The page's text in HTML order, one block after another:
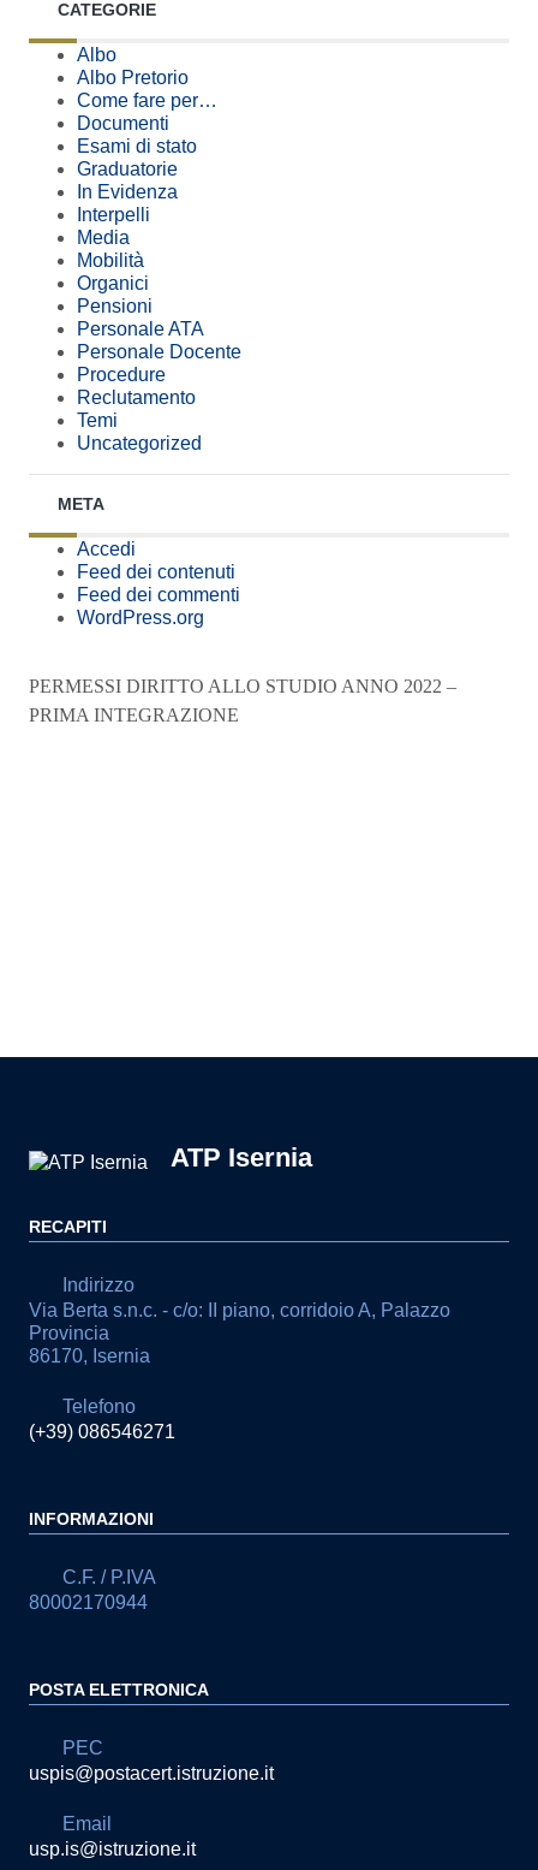
CATEGORIE
Albo
Albo Pretorio
Come fare per…
Documenti
Esami di stato
Graduatorie
In Evidenza
Interpelli
Media
Mobilità
Organici
Pensioni
Personale ATA
Personale Docente
Procedure
Reclutamento
Temi
Uncategorized
META
Accedi
Feed dei contenuti
Feed dei commenti
WordPress.org
PERMESSI DIRITTO ALLO STUDIO ANNO 2022 –
PRIMA INTEGRAZIONE
ATP Isernia
RECAPITI
Indirizzo
Via Berta s.n.c. - c/o: II piano, corridoio A, Palazzo
Provincia
86170, Isernia
Telefono
(+39) 086546271
INFORMAZIONI
C.F. / P.IVA
80002170944
POSTA ELETTRONICA
PEC
uspis@postacert.istruzione.it
Email
usp.is@istruzione.it